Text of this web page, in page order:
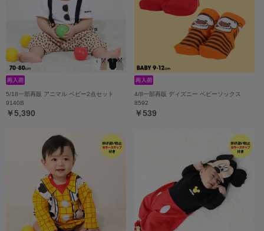
5/18一部再販 アニマル ベビー2点セット
9140B
￥5,390
4/8一部再販 ディズニー ベビーソックス
8592
￥539